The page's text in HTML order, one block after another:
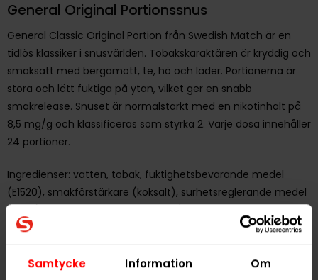
Samtycke Information Om
General Original Portionssnus
General Classic Original Portion från Swedish Match är en
tidlös klassiker i snusvärlden. Tobakskaraktären är kryddig och
smaksatt med bergamott, te, hö och läder. Portionerna är
stora och lätt fuktiga på ytan, vilket ger en snabb
smakrelease. Snuset är normalstarkt med en nikotinhalt på
8,5 mg/g och klassificeras som styrka 2. Varje dosa innehåller
24 portioner.
Ingredienser: vatten, tobak, fuktighetsbevarande medel
(E1520), smakförstärkare (koksalt), surhetsreglerande medel
(E500), aromer inklusive rökarom. (Halt-, pH- och
viktangivelserna är riktvärden).
Hitta alla produkter frånGeneral